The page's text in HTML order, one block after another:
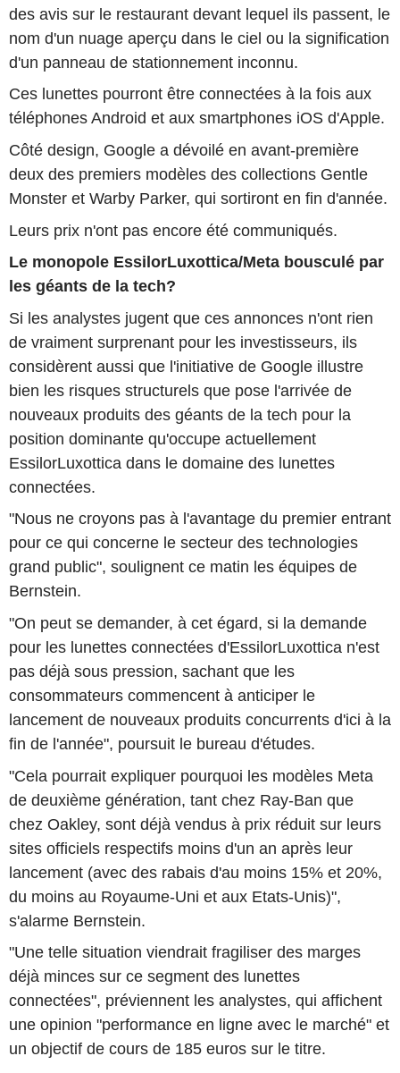
des avis sur le restaurant devant lequel ils passent, le
nom d'un nuage aperçu dans le ciel ou la signification
d'un panneau de stationnement inconnu.
Ces lunettes pourront être connectées à la fois aux
téléphones Android et aux smartphones iOS d'Apple.
Côté design, Google a dévoilé en avant-première
deux des premiers modèles des collections Gentle
Monster et Warby Parker, qui sortiront en fin d'année.
Leurs prix n'ont pas encore été communiqués.
Le monopole EssilorLuxottica/Meta bousculé par
les géants de la tech?
Si les analystes jugent que ces annonces n'ont rien
de vraiment surprenant pour les investisseurs, ils
considèrent aussi que l'initiative de Google illustre
bien les risques structurels que pose l'arrivée de
nouveaux produits des géants de la tech pour la
position dominante qu'occupe actuellement
EssilorLuxottica dans le domaine des lunettes
connectées.
"Nous ne croyons pas à l'avantage du premier entrant
pour ce qui concerne le secteur des technologies
grand public", soulignent ce matin les équipes de
Bernstein.
"On peut se demander, à cet égard, si la demande
pour les lunettes connectées d'EssilorLuxottica n'est
pas déjà sous pression, sachant que les
consommateurs commencent à anticiper le
lancement de nouveaux produits concurrents d'ici à la
fin de l'année", poursuit le bureau d'études.
"Cela pourrait expliquer pourquoi les modèles Meta
de deuxième génération, tant chez Ray-Ban que
chez Oakley, sont déjà vendus à prix réduit sur leurs
sites officiels respectifs moins d'un an après leur
lancement (avec des rabais d'au moins 15% et 20%,
du moins au Royaume-Uni et aux Etats-Unis)",
s'alarme Bernstein.
"Une telle situation viendrait fragiliser des marges
déjà minces sur ce segment des lunettes
connectées", préviennent les analystes, qui affichent
une opinion "performance en ligne avec le marché" et
un objectif de cours de 185 euros sur le titre.